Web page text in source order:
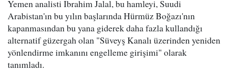
Yemen analisti Ibrahim Jalal, bu hamleyi, Suudi
Arabistan'ın bu yılın başlarında Hürmüz Boğazı'nın
kapanmasından bu yana giderek daha fazla kullandığı
alternatif güzergah olan "Süveyş Kanalı üzerinden yeniden
yönlendirme imkanını engelleme girişimi" olarak
tanımladı.